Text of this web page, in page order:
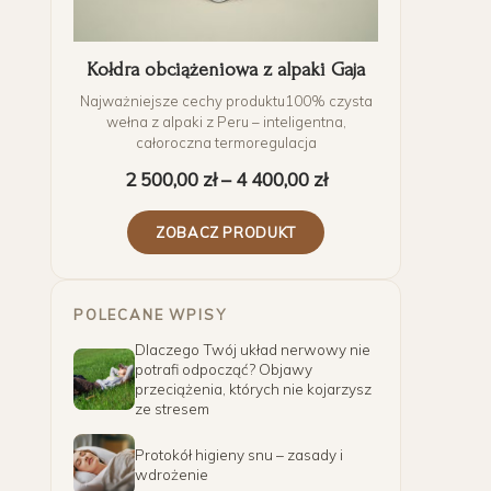
Kołdra obciążeniowa z alpaki Gaja
Najważniejsze cechy produktu100% czysta
wełna z alpaki z Peru – inteligentna,
całoroczna termoregulacja
2 500,00 zł – 4 400,00 zł
ZOBACZ PRODUKT
POLECANE WPISY
Dlaczego Twój układ nerwowy nie
potrafi odpocząć? Objawy
przeciążenia, których nie kojarzysz
ze stresem
Protokół higieny snu – zasady i
wdrożenie